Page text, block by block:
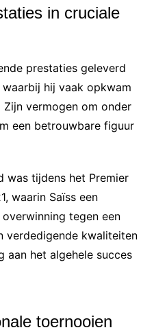
in cruciale
prestaties geleverd
hij vaak opkwam
vermogen om onder
een betrouwbare figuur
was tijdens het Premier
waarin Saïss een
tegen een
verdedigende kwaliteiten
aan het algehele succes
toernooien